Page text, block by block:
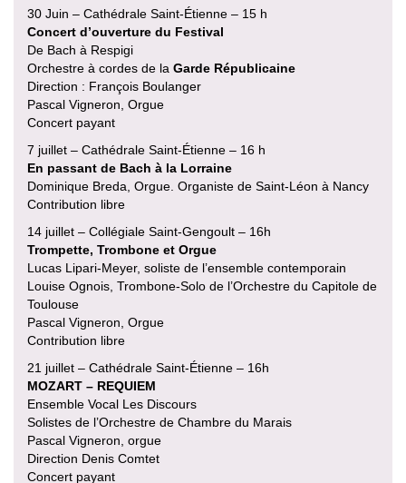
30 Juin – Cathédrale Saint-Étienne – 15 h
Concert d’ouverture du Festival
De Bach à Respigi
Orchestre à cordes de la Garde Républicaine
Direction : François Boulanger
Pascal Vigneron, Orgue
Concert payant
7 juillet – Cathédrale Saint-Étienne – 16 h
En passant de Bach à la Lorraine
Dominique Breda, Orgue. Organiste de Saint-Léon à Nancy
Contribution libre
14 juillet – Collégiale Saint-Gengoult – 16h
Trompette, Trombone et Orgue
Lucas Lipari-Meyer, soliste de l’ensemble contemporain
Louise Ognois, Trombone-Solo de l’Orchestre du Capitole de
Toulouse
Pascal Vigneron, Orgue
Contribution libre
21 juillet – Cathédrale Saint-Étienne – 16h
MOZART – REQUIEM
Ensemble Vocal Les Discours
Solistes de l’Orchestre de Chambre du Marais
Pascal Vigneron, orgue
Direction Denis Comtet
Concert payant